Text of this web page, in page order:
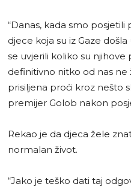
“Danas, kada smo
djece koja su iz Gaze
se uvjerili koliko su
definitivno nitko od nas
prisiljena proći kroz nešto
premijer Golob nakon
Rekao je da djeca žele
normalan život.
“Jako je teško dati taj